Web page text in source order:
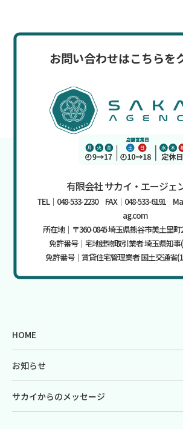
お問い合わせはこちらを
有限会社 サカイ・エージェ
TEL｜048-533-2230 FAX｜048-533-6191
ag.com
所在地｜〒360-0845 埼玉県熊谷市美土里
免許番号｜宅地建物取引業者 埼玉県知事
免許番号｜賃貸住宅管理業者 国土交通省
HOME
お知らせ
サカイからのメッセージ